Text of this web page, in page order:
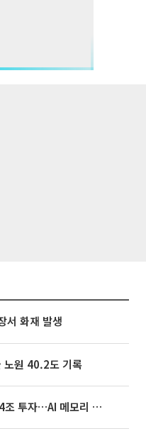
서 화재 발생
원 40.2도 기록
SK하이닉스, 용인·청주에 54조 투자…AI 메모리 생산기지 키운다